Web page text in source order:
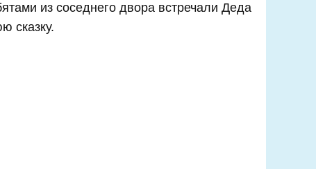
из соседнего двора встречали Деда
сказку.